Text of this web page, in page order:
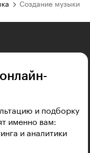
Создание музыки
и подборку
именно вам:
и аналитики